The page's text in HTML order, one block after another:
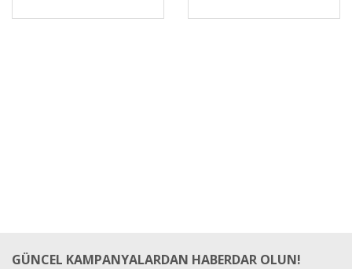
GÜNCEL KAMPANYALARDAN HABERDAR OLUN!